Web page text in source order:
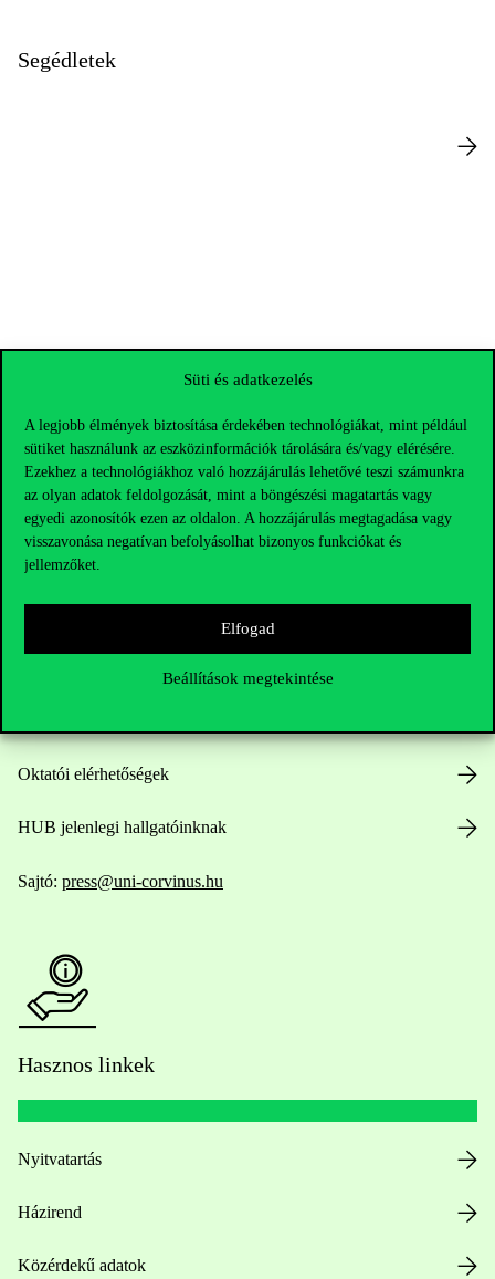
Süti és adatkezelés
A legjobb élmények biztosítása érdekében technológiákat, mint például
sütiket használunk az eszközinformációk tárolására és/vagy elérésére.
Ezekhez a technológiákhoz való hozzájárulás lehetővé teszi számunkra
az olyan adatok feldolgozását, mint a böngészési magatartás vagy
egyedi azonosítók ezen az oldalon. A hozzájárulás megtagadása vagy
visszavonása negatívan befolyásolhat bizonyos funkciókat és
jellemzőket.
Elfogad
Beállítások megtekintése
Segédletek
Elérhetőségek
Oktatói elérhetőségek
HUB jelenlegi hallgatóinknak
Sajtó: press@uni-corvinus.hu
Hasznos linkek
Nyitvatartás
Házirend
Közérdekű adatok